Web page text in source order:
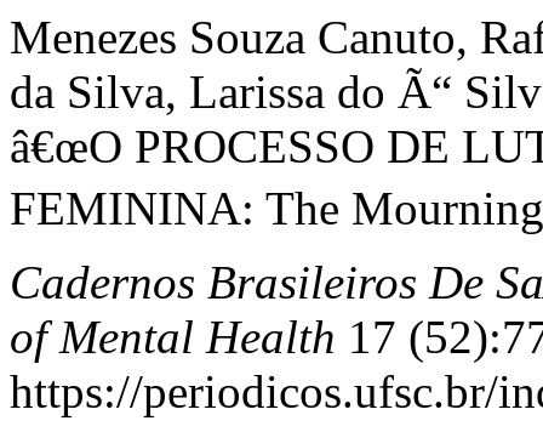
Menezes Souza Canuto,
da Silva, Larissa do Ã“
â€œO PROCESSO DE
FEMININA: The Mourning
Cadernos Brasileiros De
of Mental Health 17
https://periodicos.ufsc.br/